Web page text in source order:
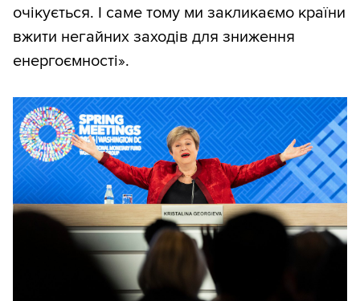
очікується. І саме тому ми закликаємо країни
вжити негайних заходів для зниження
енергоємності».